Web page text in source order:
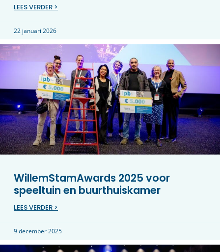
LEES VERDER >
22 januari 2026
WillemStamAwards 2025 voor
speeltuin en buurthuiskamer
LEES VERDER >
9 december 2025